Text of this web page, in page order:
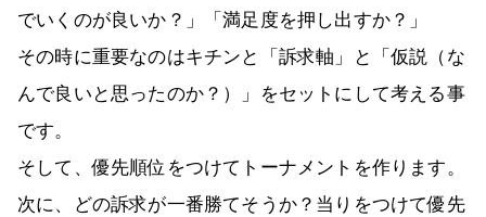
でいくのが良いか？」「満足度を押し出すか？」
その時に重要なのはキチンと「訴求軸」と「仮説（な
んで良いと思ったのか？）」をセットにして考える事
です。
そして、優先順位をつけてトーナメントを作ります。
次に、どの訴求が一番勝てそうか？当りをつけて優先